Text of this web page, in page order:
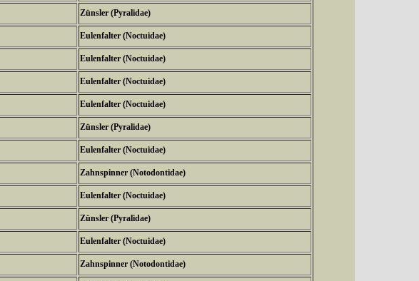
Zünsler (Pyralidae)
Eulenfalter (Noctuidae)
Eulenfalter (Noctuidae)
Eulenfalter (Noctuidae)
Eulenfalter (Noctuidae)
Zünsler (Pyralidae)
Eulenfalter (Noctuidae)
Zahnspinner (Notodontidae)
Eulenfalter (Noctuidae)
Zünsler (Pyralidae)
Eulenfalter (Noctuidae)
Zahnspinner (Notodontidae)